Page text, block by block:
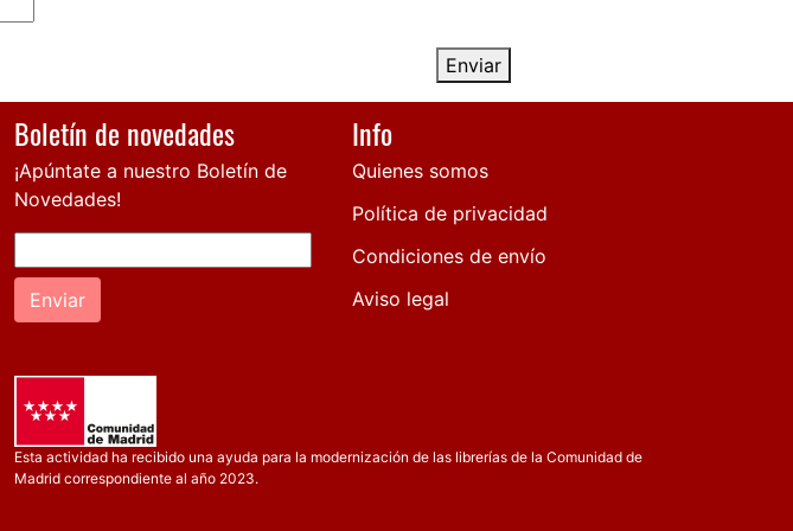
Enviar
Boletín de novedades
¡Apúntate a nuestro Boletín de
Novedades!
Enviar
Info
Quienes somos
Política de privacidad
Condiciones de envío
Aviso legal
Esta actividad ha recibido una ayuda para la modernización de las librerías de la Comunidad de
Madrid correspondiente al año 2023.